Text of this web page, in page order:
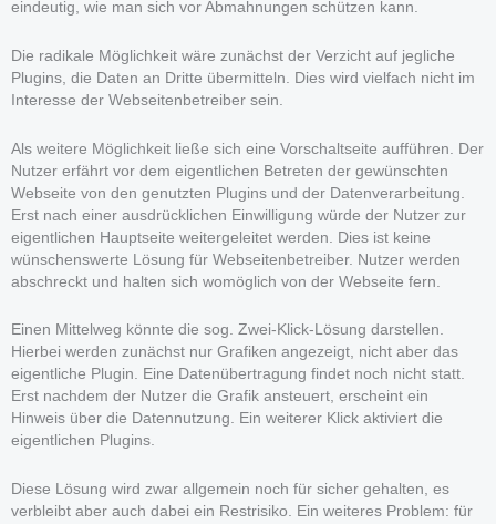
eindeutig, wie man sich vor Abmahnungen schützen kann.
Die radikale Möglichkeit wäre zunächst der Verzicht auf jegliche
Plugins, die Daten an Dritte übermitteln. Dies wird vielfach nicht im
Interesse der Webseitenbetreiber sein.
Als weitere Möglichkeit ließe sich eine Vorschaltseite aufführen. Der
Nutzer erfährt vor dem eigentlichen Betreten der gewünschten
Webseite von den genutzten Plugins und der Datenverarbeitung.
Erst nach einer ausdrücklichen Einwilligung würde der Nutzer zur
eigentlichen Hauptseite weitergeleitet werden. Dies ist keine
wünschenswerte Lösung für Webseitenbetreiber. Nutzer werden
abschreckt und halten sich womöglich von der Webseite fern.
Einen Mittelweg könnte die sog. Zwei-Klick-Lösung darstellen.
Hierbei werden zunächst nur Grafiken angezeigt, nicht aber das
eigentliche Plugin. Eine Datenübertragung findet noch nicht statt.
Erst nachdem der Nutzer die Grafik ansteuert, erscheint ein
Hinweis über die Datennutzung. Ein weiterer Klick aktiviert die
eigentlichen Plugins.
Diese Lösung wird zwar allgemein noch für sicher gehalten, es
verbleibt aber auch dabei ein Restrisiko. Ein weiteres Problem: für